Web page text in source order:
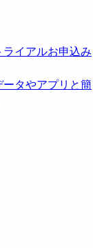
イアルお申込み
ータやアプリと簡